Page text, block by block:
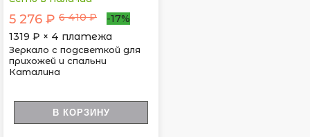
5 276 ₽ 6 410 ₽
-17%
1319 ₽ × 4 платежа
Зеркало с подсветкой для
прихожей и спальни
Каталина
В КОРЗИНУ